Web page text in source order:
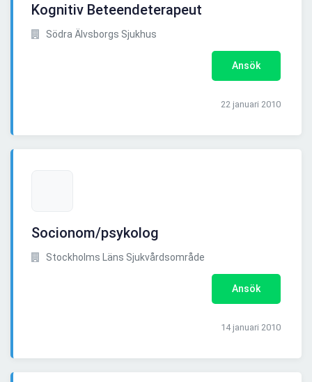
Kognitiv Beteendeterapeut
Södra Älvsborgs Sjukhus
Ansök
22 januari 2010
Socionom/psykolog
Stockholms Läns Sjukvårdsområde
Ansök
14 januari 2010